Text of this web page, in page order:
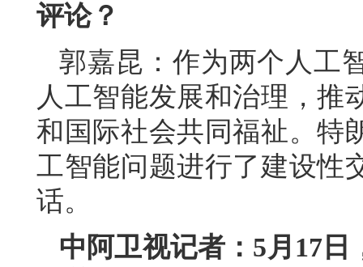
评论？
郭嘉昆：作为两个人工
人工智能发展和治理，推
和国际社会共同福祉。特
工智能问题进行了建设性
话。
中阿卫视记者：5月17